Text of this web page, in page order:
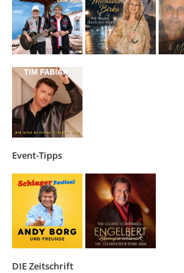
Event-Tipps
DIE Zeitschrift